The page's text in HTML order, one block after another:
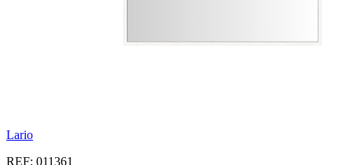
Lario
REF: 011361